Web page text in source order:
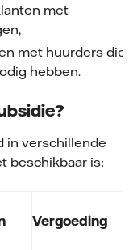
met
met huurders die
hebben.
in verschillende
beschikbaar is:
Vergoeding